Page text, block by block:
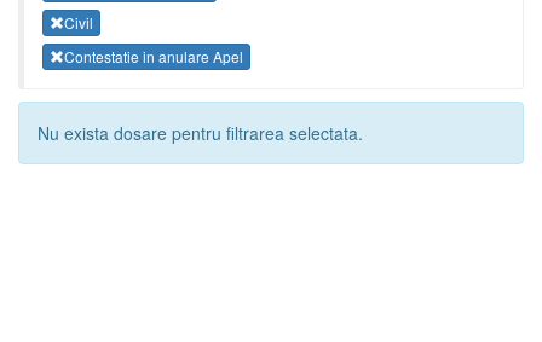
Civil
Contestatie in anulare Apel
Nu exista dosare pentru filtrarea selectata.